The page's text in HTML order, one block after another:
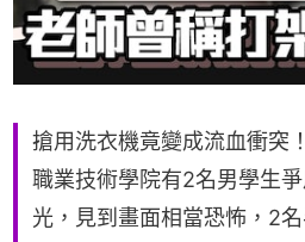
搶用洗衣機竟變成流血衝突
職業技術學院有2名男學生
光，見到畫面相當恐怖，2